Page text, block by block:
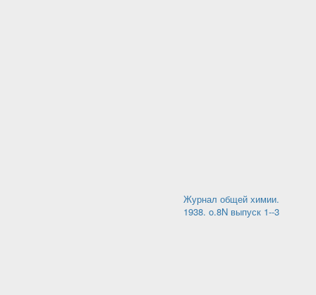
Журнал общей химии.
1938. o.8N выпуск 1--3